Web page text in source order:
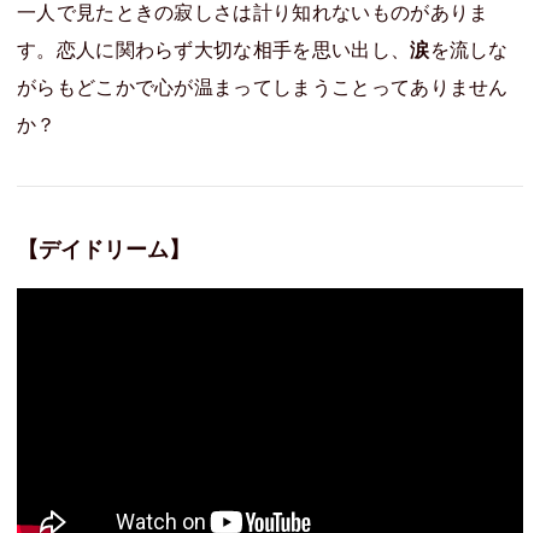
一人で見たときの寂しさは計り知れないものがありま
す。恋人に関わらず大切な相手を思い出し、涙を流しな
がらもどこかで心が温まってしまうことってありません
か？
【デイドリーム】